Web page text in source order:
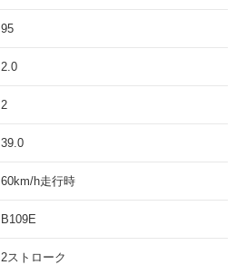
95
2.0
2
39.0
60km/h走行時
B109E
2ストローク